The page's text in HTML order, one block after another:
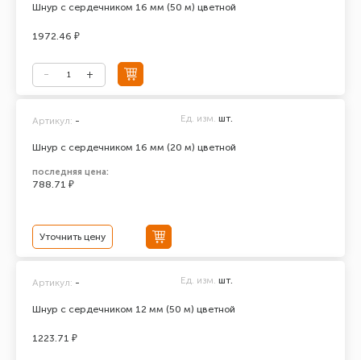
Шнур с сердечником 16 мм (50 м) цветной
1972.46 ₽
Шнур с сердечником 16 мм (20 м) цветной
Артикул: - Ед. изм. шт.
последняя цена:
788.71 ₽
Уточнить цену
Шнур с сердечником 12 мм (50 м) цветной
Артикул: - Ед. изм. шт.
1223.71 ₽